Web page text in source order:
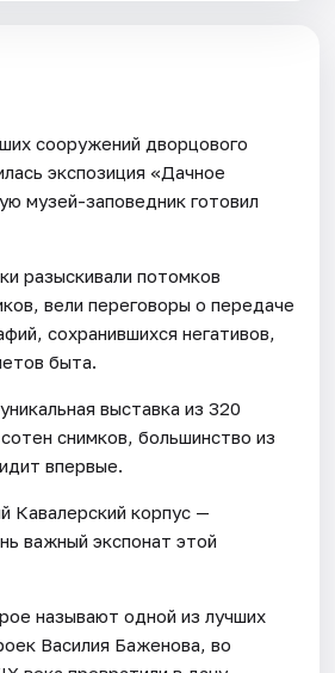
сооружений дворцового
экспозиция «Дачное
музей-заповедник готовил
разыскивали потомков
вели переговоры о передаче
сохранившихся негативов,
быта.
выставка из 320
снимков, большинство из
впервые.
Кавалерский корпус —
важный экспонат этой
называют одной из лучших
Василия Баженова, во